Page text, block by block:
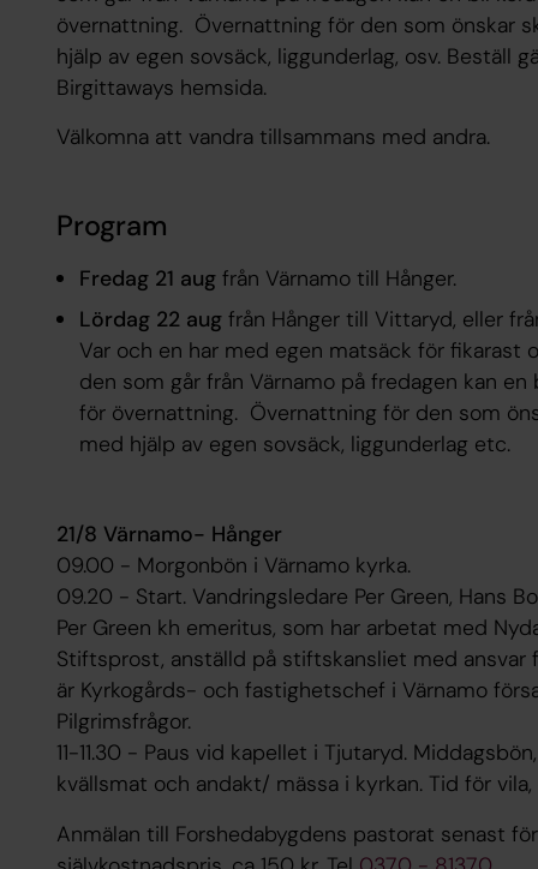
övernattning. Övernattning för den som önskar
hjälp av egen sovsäck, liggunderlag, osv. Beställ
Birgittaways hemsida.
Välkomna att vandra tillsammans med andra.
Program
Fredag 21 aug från Värnamo till Hånger.
Lördag 22 aug från Hånger till Vittaryd, eller
Var och en har med egen matsäck för fikarast
den som går från Värnamo på fredagen kan
för övernattning. Övernattning för den som
med hjälp av egen sovsäck, liggunderlag etc.
21/8 Värnamo- Hånger
09.00 - Morgonbön i Värnamo kyrka.
09.20 - Start. Vandringsledare Per Green, Hans
Per Green kh emeritus, som har arbetat med
Stiftsprost, anställd på stiftskansliet med ansvar
är Kyrkogårds- och fastighetschef i Värnamo
Pilgrimsfrågor.
11-11.30 - Paus vid kapellet i Tjutaryd.
kvällsmat och andakt/ mässa i kyrkan. Tid för
Anmälan till Forshedabygdens pastorat senast